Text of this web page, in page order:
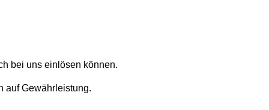
bei uns einlösen können.
auf Gewährleistung.